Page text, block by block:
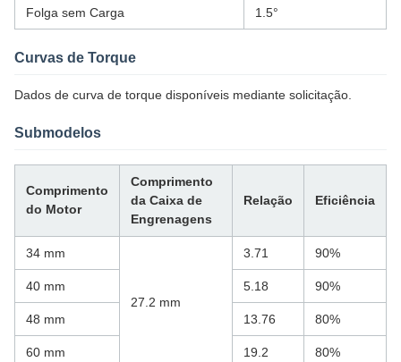
Folga sem Carga 1.5°
Curvas de Torque
Dados de curva de torque disponíveis mediante solicitação.
Submodelos
Comprimento
do Motor
Comprimento
da Caixa de
Engrenagens
Relação Eficiência
34 mm
27.2 mm
3.71 90%
40 mm 5.18 90%
48 mm 13.76 80%
60 mm 19.2 80%